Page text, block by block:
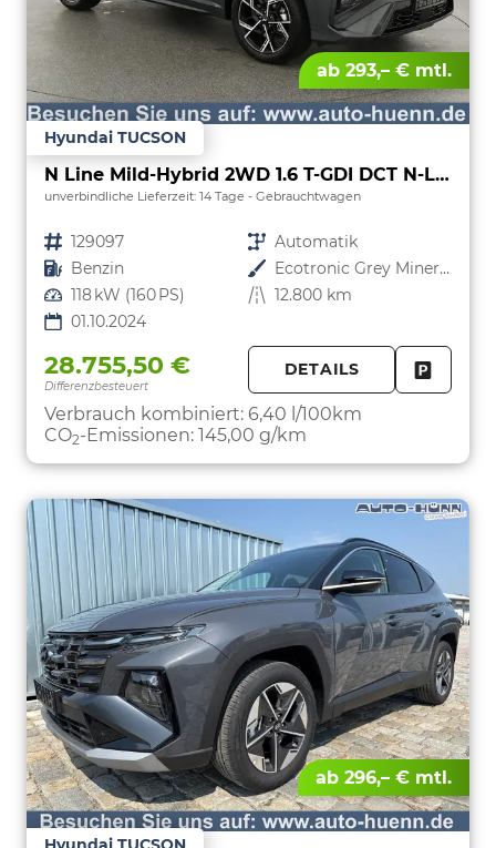
ab 293,– € mtl.
Hyundai TUCSON
N Line Mild-Hybrid 2WD 1.6 T-GDI DCT N-LINE, Navi, 19-Zoll, Teilleder
unverbindliche Lieferzeit: 14 Tage Gebrauchtwagen
Fahrzeugnr. 129097 Getriebe Automatik
Kraftstoff Benzin Außenfarbe
Ecotronic Grey Mineraleffekt
Leistung 118 kW (160 PS) Kilometerstand 12.800 km
01.10.2024
28.755,50 €
Differenzbesteuert
DETAILS
Verbrauch kombiniert: 6,40 l/100km
CO2-Emissionen: 145,00 g/km
ab 296,– € mtl.